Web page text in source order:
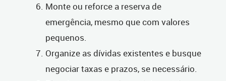
Monte ou reforce a reserva de
emergência, mesmo que com valores
pequenos.
Organize as dívidas existentes e busque
negociar taxas e prazos, se necessário.